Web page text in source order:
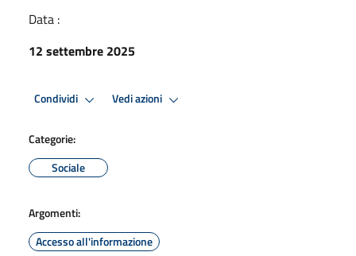
Data :
12 settembre 2025
Condividi Vedi azioni
Categorie:
Sociale
Argomenti:
Accesso all'informazione